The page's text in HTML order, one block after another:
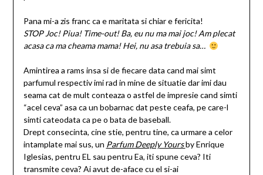
Pana mi-a zis franc ca e maritata si chiar e fericita!
STOP Joc! Piua! Time-out! Ba, eu nu ma mai joc! Am plecat
acasa ca ma cheama mama! Hei, nu asa trebuia sa…
Amintirea a rams insa si de fiecare data cand mai simt
parfumul respectiv imi rad in mine de situatie dar imi dau
seama cat de mult conteaza o astfel de impresie cand simti
“acel ceva” asa ca un bobarnac dat peste ceafa, pe care-l
simti cateodata ca pe o bata de baseball.
Drept consecinta, cine stie, pentru tine, ca urmare a celor
intamplate mai sus, un Parfum Deeply Yoursby Enrique
Iglesias, pentru EL sau pentru Ea, iti spune ceva? Iti
transmite ceva? Ai avut de-aface cu el si-ai